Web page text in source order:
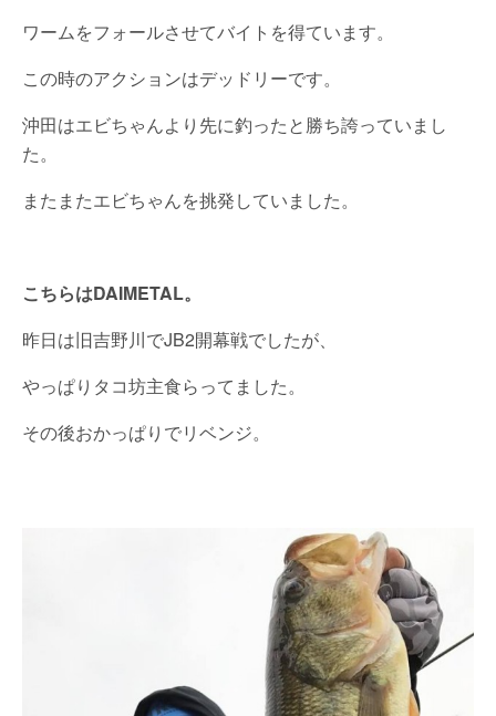
ワームをフォールさせてバイトを得ています。
この時のアクションはデッドリーです。
沖田はエビちゃんより先に釣ったと勝ち誇っていまし
た。
またまたエビちゃんを挑発していました。
こちらはDAIMETAL。
昨日は旧吉野川でJB2開幕戦でしたが、
やっぱりタコ坊主食らってました。
その後おかっぱりでリベンジ。